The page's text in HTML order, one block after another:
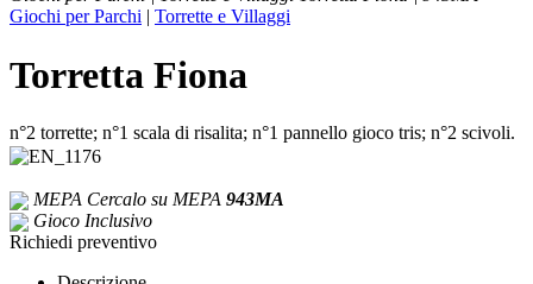
Giochi per Parchi | Torrette e Villaggi
Torretta Fiona
n°2 torrette; n°1 scala di risalita; n°1 pannello gioco tris; n°2 scivoli.
MEPA Cercalo su MEPA 943MA
Gioco Inclusivo
Richiedi preventivo